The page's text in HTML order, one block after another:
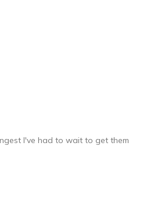
are for Wearing
I've had to wait to get them